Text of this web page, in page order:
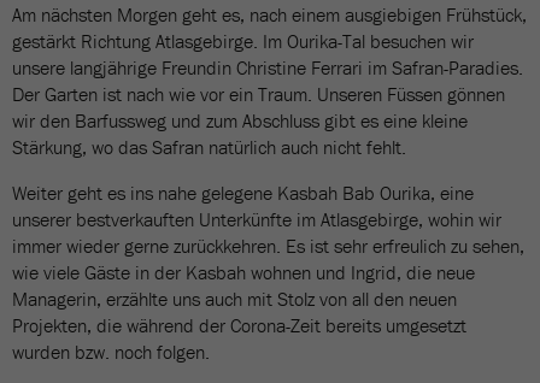
Am nächsten Morgen geht es, nach einem ausgiebigen Frühstück,
gestärkt Richtung Atlasgebirge. Im Ourika-Tal besuchen wir
unsere langjährige Freundin Christine Ferrari im Safran-Paradies.
Der Garten ist nach wie vor ein Traum. Unseren Füssen gönnen
wir den Barfussweg und zum Abschluss gibt es eine kleine
Stärkung, wo das Safran natürlich auch nicht fehlt.
Weiter geht es ins nahe gelegene Kasbah Bab Ourika, eine
unserer bestverkauften Unterkünfte im Atlasgebirge, wohin wir
immer wieder gerne zurückkehren. Es ist sehr erfreulich zu sehen,
wie viele Gäste in der Kasbah wohnen und Ingrid, die neue
Managerin, erzählte uns auch mit Stolz von all den neuen
Projekten, die während der Corona-Zeit bereits umgesetzt
wurden bzw. noch folgen.